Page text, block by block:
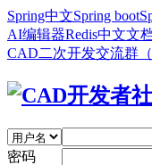
Spring中文Spring boot
AI编辑器Redis中文文
CAD二次开发交流群（
密码